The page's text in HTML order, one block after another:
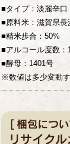
■タイプ：淡麗辛口
■原料米：滋賀県長
■精米歩合：50%
■アルコール度数：
■酵母：1401号
※数値は多少変動